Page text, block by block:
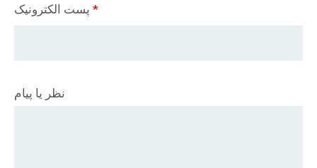
پست الکترونیک*
نظر یا پیام